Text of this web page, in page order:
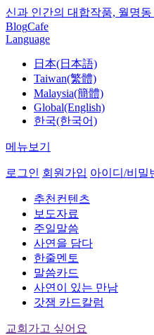
신과 인간의 대합작품, 월명동
BlogCafe
Language
日本(日本語)
Taiwan(繁體)
Malaysia(簡體)
Global(English)
한국(한국어)
메뉴보기
로그인 회원가입 아이디/비밀
추천컨텐츠
보도자료
주일말씀
사연을 담다
한줄멘토
말씀카드
사연이 있는 만남
갓잼 카드칼럼
교회가고 싶어요